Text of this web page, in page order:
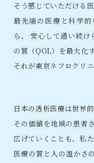
そう感じていただける
最先端の医療と科学
ら、
の質（QOL）を最大化
それが東京ネフロクリ
日本の透析医療は世界
その価値を地域の患者
広げていくことも、私
医療の質と人の温かさ